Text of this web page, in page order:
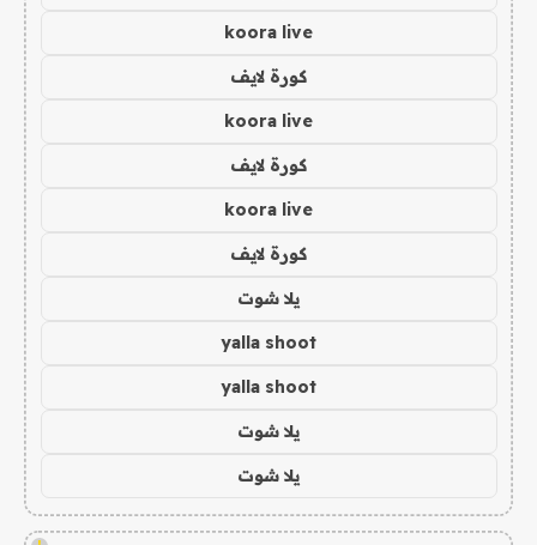
koora live
كورة لايف
koora live
كورة لايف
koora live
كورة لايف
يلا شوت
yalla shoot
yalla shoot
يلا شوت
يلا شوت